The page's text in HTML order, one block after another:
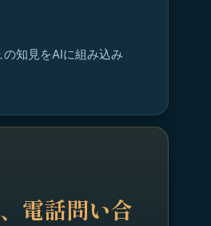
知見をAIに組み込み
電話問い合